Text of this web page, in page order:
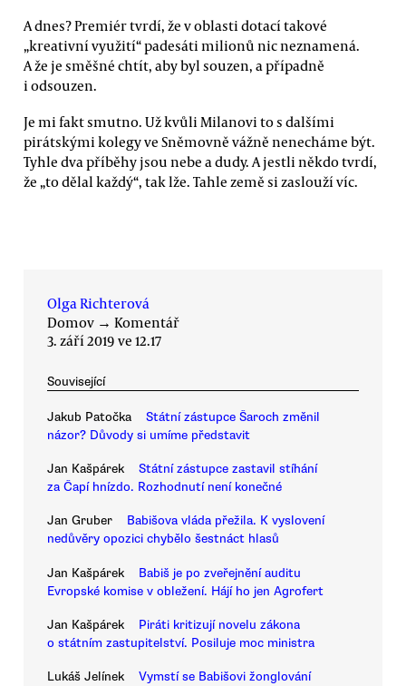
A dnes? Premiér tvrdí, že v oblasti dotací takové
„kreativní využití“ padesáti milionů nic neznamená.
A že je směšné chtít, aby byl souzen, a případně
i odsouzen.
Je mi fakt smutno. Už kvůli Milanovi to s dalšími
pirátskými kolegy ve Sněmovně vážně nenecháme být.
Tyhle dva příběhy jsou nebe a dudy. A jestli někdo tvrdí,
že „to dělal každý“, tak lže. Tahle země si zaslouží víc.
Olga Richterová
Domov → Komentář
3. září 2019 ve 12.17
Související
Jakub Patočka
Státní zástupce Šaroch změnil
názor? Důvody si umíme představit
Jan Kašpárek
Státní zástupce zastavil stíhání
za Čapí hnízdo. Rozhodnutí není konečné
Jan Gruber
Babišova vláda přežila. K vyslovení
nedůvěry opozici chybělo šestnáct hlasů
Jan Kašpárek
Babiš je po zveřejnění auditu
Evropské komise v obležení. Hájí ho jen Agrofert
Jan Kašpárek
Piráti kritizují novelu zákona
o státním zastupitelství. Posiluje moc ministra
Lukáš Jelínek
Vymstí se Babišovi žonglování